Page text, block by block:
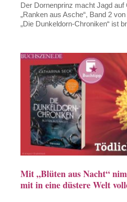
Der Dornenprinz macht Jagd auf
„Ranken aus Asche“, Band 2
„Die Dunkeldorn-Chroniken“ ist
Mit „Blüten aus Nacht“
mit in eine düstere Welt